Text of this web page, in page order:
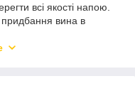
всі якості напою.
вина в
незвичайним. У
ресторанах, у яких